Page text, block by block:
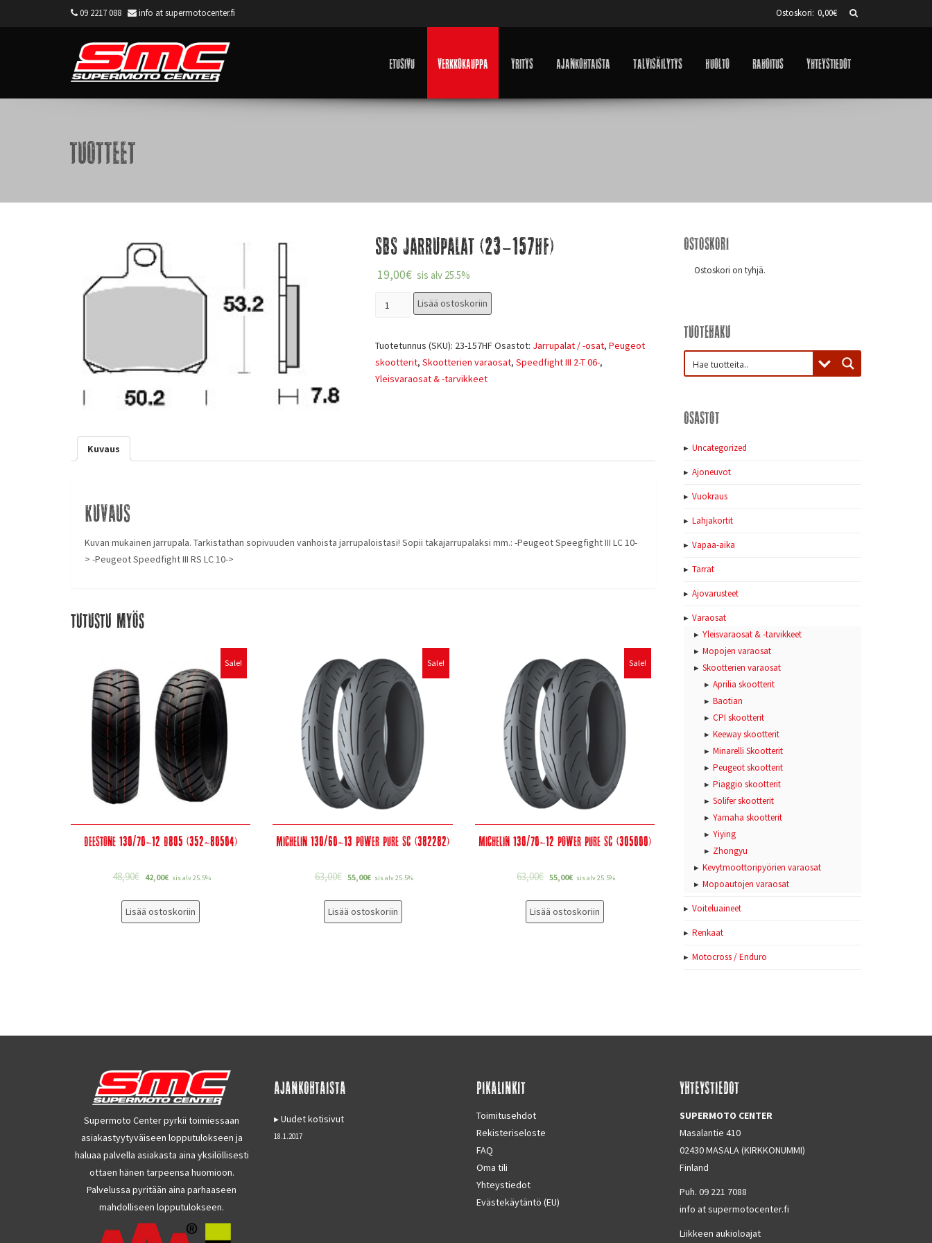
09 2217 088 info at supermotocenter.fi Ostoskori: 0,00€
Etusivu Verkkokauppa Yritys Ajankohtaista Talvisäilytys Huolto Rahoitus Yhteystiedot
Tuotteet
SBS Jarrupalat (23-157HF)
19,00€ sis alv 25.5%
Lisää ostoskoriin
Tuotetunnus (SKU): 23-157HFOsastot: Jarrupalat / -osat, Peugeot
skootterit, Skootterien varaosat, Speedfight III 2-T 06-,
Yleisvaraosat & -tarvikkeet
Kuvaus
Kuvaus
Kuvan mukainen jarrupala. Tarkistathan sopivuuden vanhoista jarrupaloistasi! Sopii takajarrupalaksi mm.: -Peugeot Speegfight III LC 10-
> -Peugeot Speedfight III RS LC 10->
Tutustu myös
Sale!
Deestone 130/70-12 D805 (352-80504)
48,90€ 42,00€ sis alv 25.5%
Lisää ostoskoriin
Sale!
Michelin 130/60-13 Power Pure SC (382282)
63,00€ 55,00€ sis alv 25.5%
Lisää ostoskoriin
Sale!
Michelin 130/70-12 Power Pure SC (305000)
63,00€ 55,00€ sis alv 25.5%
Lisää ostoskoriin
Ostoskori
Ostoskori on tyhjä.
Tuotehaku
Osastot
Uncategorized
Ajoneuvot
Vuokraus
Lahjakortit
Vapaa-aika
Tarrat
Ajovarusteet
Varaosat
Yleisvaraosat & -tarvikkeet
Mopojen varaosat
Skootterien varaosat
Aprilia skootterit
Baotian
CPI skootterit
Keeway skootterit
Minarelli Skootterit
Peugeot skootterit
Piaggio skootterit
Solifer skootterit
Yamaha skootterit
Yiying
Zhongyu
Kevytmoottoripyörien varaosat
Mopoautojen varaosat
Voiteluaineet
Renkaat
Motocross / Enduro
Supermoto Center pyrkii toimiessaan
asiakastyytyväiseen lopputulokseen ja
haluaa palvella asiakasta aina yksilöllisesti
ottaen hänen tarpeensa huomioon.
Palvelussa pyritään aina parhaaseen
mahdolliseen lopputulokseen.
AJANKOHTAISTA
Uudet kotisivut
18.1.2017
PIKALINKIT
Toimitusehdot
Rekisteriseloste
FAQ
Oma tili
Yhteystiedot
Evästekäytäntö (EU)
YHTEYSTIEDOT
SUPERMOTO CENTER
Masalantie 410
02430 MASALA (KIRKKONUMMI)
Finland
Puh. 09 221 7088
info at supermotocenter.fi
Liikkeen aukioloajat